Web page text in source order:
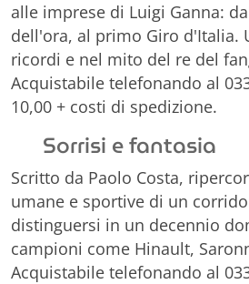
alle imprese di Luigi Ganna:
dell'ora, al primo Giro d'Italia.
ricordi e nel mito del re del
Acquistabile telefonando al
10,00 + costi di spedizione.
Sorrisi e fantasia
Scritto da Paolo Costa,
umane e sportive di un
distinguersi in un decennio
campioni come Hinault,
Acquistabile telefonando al